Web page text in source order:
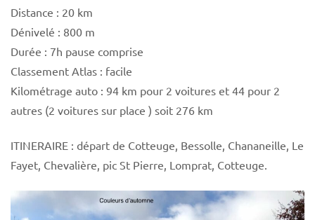
Distance : 20 km
Dénivelé : 800 m
Durée : 7h pause comprise
Classement Atlas : facile
Kilométrage auto : 94 km pour 2 voitures et 44 pour 2
autres (2 voitures sur place ) soit 276 km
ITINERAIRE : départ de Cotteuge, Bessolle, Chananeille, Le
Fayet, Chevalière, pic St Pierre, Lomprat, Cotteuge.